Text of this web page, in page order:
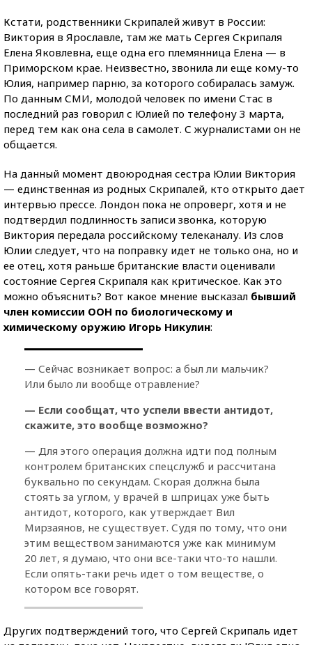
Кстати, родственники Скрипалей живут в России:
Виктория в Ярославле, там же мать Сергея Скрипаля
Елена Яковлевна, еще одна его племянница Елена — в
Приморском крае. Неизвестно, звонила ли еще кому-то
Юлия, например парню, за которого собиралась замуж.
По данным СМИ, молодой человек по имени Стас в
последний раз говорил с Юлией по телефону 3 марта,
перед тем как она села в самолет. С журналистами он не
общается.
На данный момент двоюродная сестра Юлии Виктория
— единственная из родных Скрипалей, кто открыто дает
интервью прессе. Лондон пока не опроверг, хотя и не
подтвердил подлинность записи звонка, которую
Виктория передала российскому телеканалу. Из слов
Юлии следует, что на поправку идет не только она, но и
ее отец, хотя раньше британские власти оценивали
состояние Сергея Скрипаля как критическое. Как это
можно объяснить? Вот какое мнение высказал бывший
член комиссии ООН по биологическому и
химическому оружию Игорь Никулин:
— Сейчас возникает вопрос: а был ли мальчик?
Или было ли вообще отравление?
— Если сообщат, что успели ввести антидот,
скажите, это вообще возможно?
— Для этого операция должна идти под полным
контролем британских спецслужб и рассчитана
буквально по секундам. Скорая должна была
стоять за углом, у врачей в шприцах уже быть
антидот, которого, как утверждает Вил
Мирзаянов, не существует. Судя по тому, что они
этим веществом занимаются уже как минимум
20 лет, я думаю, что они все-таки что-то нашли.
Если опять-таки речь идет о том веществе, о
котором все говорят.
Других подтверждений того, что Сергей Скрипаль идет